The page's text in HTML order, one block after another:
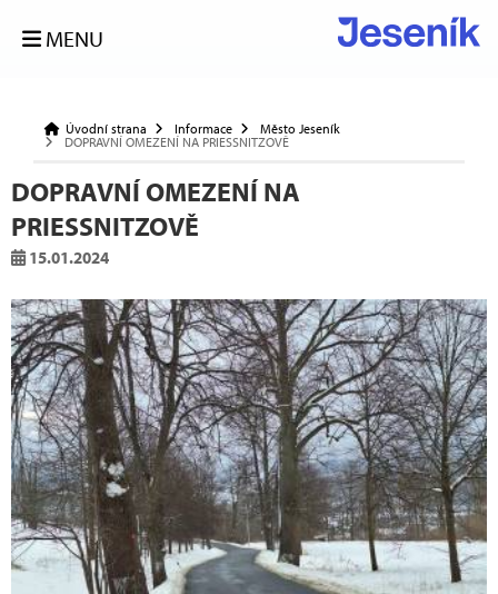
MENU
Úvodní strana Informace
Město Jeseník
DOPRAVNÍ OMEZENÍ NA PRIESSNITZOVĚ
DOPRAVNÍ OMEZENÍ NA
PRIESSNITZOVĚ
15.01.2024